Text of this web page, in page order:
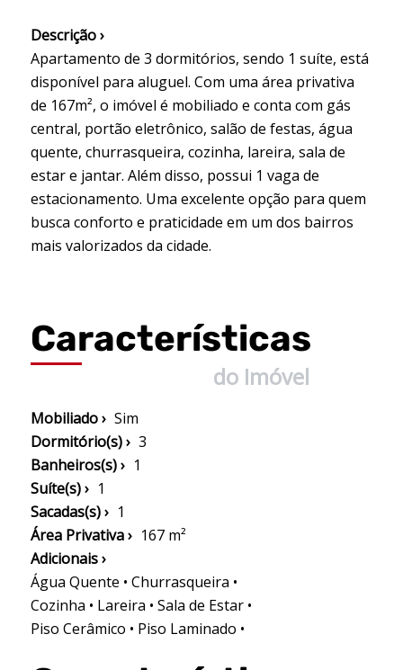
Descrição ›
Apartamento de 3 dormitórios, sendo 1 suíte, está
disponível para aluguel. Com uma área privativa
de 167m², o imóvel é mobiliado e conta com gás
central, portão eletrônico, salão de festas, água
quente, churrasqueira, cozinha, lareira, sala de
estar e jantar. Além disso, possui 1 vaga de
estacionamento. Uma excelente opção para quem
busca conforto e praticidade em um dos bairros
mais valorizados da cidade.
Características
do Imóvel
Mobiliado › Sim
Dormitório(s) › 3
Banheiros(s) › 1
Suíte(s) › 1
Sacadas(s) › 1
Área Privativa › 167 m²
Adicionais ›
Água Quente • Churrasqueira •
Cozinha • Lareira • Sala de Estar •
Piso Cerâmico • Piso Laminado •